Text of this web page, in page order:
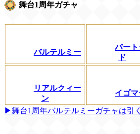
舞台1周年ガチャ
バルテルミー
バー
ド
リアルクィー
ン
イゴ
▶舞台1周年バルテルミーガチャは引